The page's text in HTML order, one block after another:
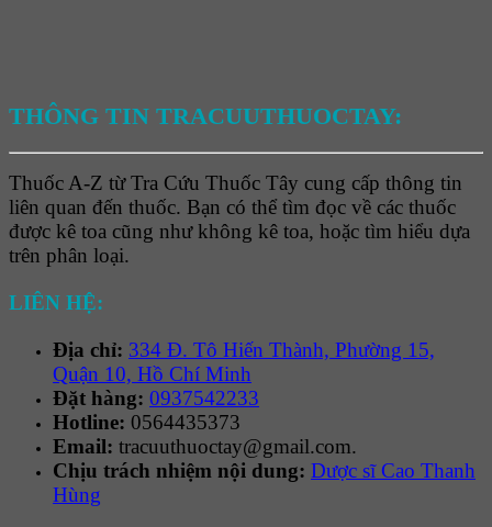
THÔNG TIN TRACUUTHUOCTAY:
Thuốc A-Z từ Tra Cứu Thuốc Tây cung cấp thông tin
liên quan đến thuốc. Bạn có thể tìm đọc về các thuốc
được kê toa cũng như không kê toa, hoặc tìm hiểu dựa
trên phân loại.
LIÊN HỆ:
Địa chỉ: 334 Đ. Tô Hiến Thành, Phường 15,
Quận 10, Hồ Chí Minh
Đặt hàng: 0937542233
Hotline: 0564435373
Email: tracuuthuoctay@gmail.com.
Chịu trách nhiệm nội dung: Dược sĩ Cao Thanh
Hùng